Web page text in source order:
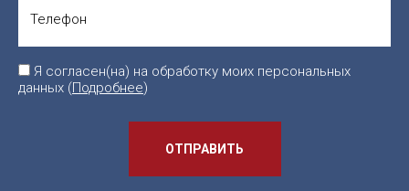
Я согласен(на) на обработку моих персональных
данных (Подробнее)
ОТПРАВИТЬ